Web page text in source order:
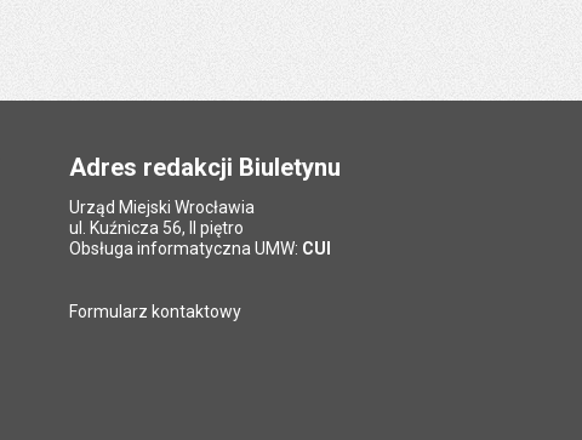
Adres redakcji Biuletynu
Urząd Miejski Wrocławia
ul. Kuźnicza 56, II piętro
Obsługa informatyczna UMW: CUI
Formularz kontaktowy